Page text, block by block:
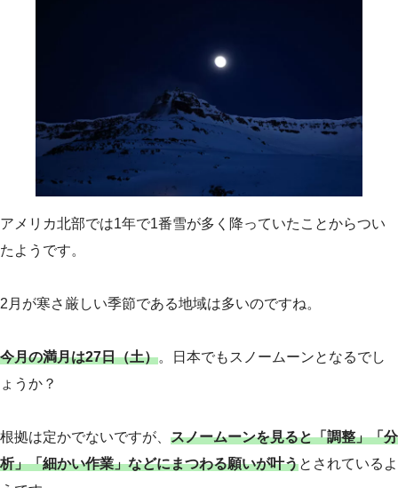
アメリカ北部では1年で1番雪が多く降っていたことからつい
たようです。
2月が寒さ厳しい季節である地域は多いのですね。
今月の満月は27日（土）。日本でもスノームーンとなるでし
ょうか？
根拠は定かでないですが、 スノームーンを見ると「調整」「分
析」「細かい作業」などにまつわる願いが叶うとされているよ